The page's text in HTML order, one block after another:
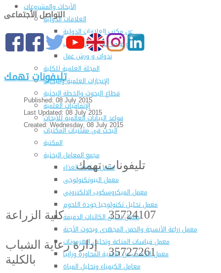
الأبحاث والمشروعات
العلاقات الدولية
عن مكتب العلاقات الدولية
التوصيف الوظيفى للمكتب
ندوات و ورش عمل
المجلة العلمية للكلية
الإنجازات العلمية والبحثية
قطاع البحوث والخطة البحثية
الإتفاقيات العلمية
قواعد البيانات العالمية للأبحاث
البحث فى مقتنيات المكتبات
المكتبة
مجمع المعامل البحثية
معمل سلامة الغذاء
معمل البيوتكنولوجى
معمل الميكروسكوب الالكتروني
معمل تحليل تكنولوجيا جودة اللحوم
معمل تحليل الكائنات الدقيقة
معمل زراعة الأنسجة والحقن المجهرى وبحوث الأجنة
معمل قياسات المناعة وتحليل الهرمونات
معمل الكشف عن الأغذية المحاورة وراثيا
معامل الكيمياء وتحليل المياة
التواصل الأجتماعى
تليفونات تهمك
Published: 08 July 2015
Last Updated: 08 July 2015
Created: Wednesday, 08 July 2015
تليفونات تهمك
كلية الزراعة 35724107
إدارة رعاية الشباب
بالكلية
35727261